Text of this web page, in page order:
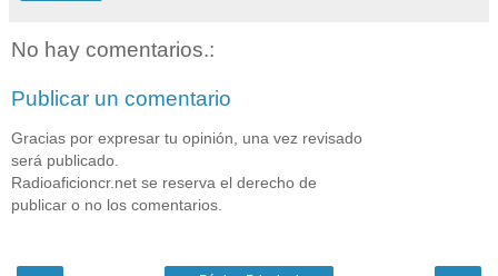
No hay comentarios.:
Publicar un comentario
Gracias por expresar tu opinión, una vez revisado
será publicado.
Radioaficioncr.net se reserva el derecho de
publicar o no los comentarios.